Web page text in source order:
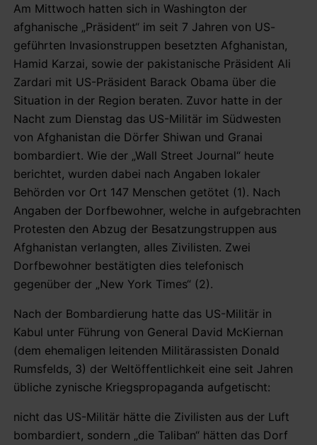
Am Mittwoch hatten sich in Washington der
afghanische „Präsident“ im seit 7 Jahren von US-
geführten Invasionstruppen besetzten Afghanistan,
Hamid Karzai, sowie der pakistanische Präsident Ali
Zardari mit US-Präsident Barack Obama über die
Situation in der Region beraten. Zuvor hatte in der
Nacht zum Dienstag das US-Militär im Südwesten
von Afghanistan die Dörfer Shiwan und Granai
bombardiert. Wie der „Wall Street Journal“ heute
berichtet, wurden dabei nach Angaben lokaler
Behörden vor Ort 147 Menschen getötet (1). Nach
Angaben der Dorfbewohner, welche in aufgebrachten
Protesten den Abzug der Besatzungstruppen aus
Afghanistan verlangten, alles Zivilisten. Zwei
Dorfbewohner bestätigten dies telefonisch
gegenüber der „New York Times“ (2).
Nach der Bombardierung hatte das US-Militär in
Kabul unter Führung von General David McKiernan
(dem ehemaligen leitenden Militärassisten Donald
Rumsfelds, 3) der Weltöffentlichkeit eine seit Jahren
übliche zynische Kriegspropaganda aufgetischt:
nicht das US-Militär hätte die Zivilisten aus der Luft
bombardiert, sondern „die Taliban“ hätten das Dorf